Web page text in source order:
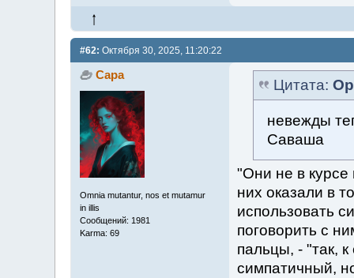
#62: Октября 30, 2025, 11:20:22
Сара
Omnia mutantur, nos et mutamur
in illis
Сообщений: 1981
Karma: 69
Цитата:
невежды
Саваша
"Они не в курсе
них оказали в
использовать
поговорить с
пальцы, - "так,
симпатичный,